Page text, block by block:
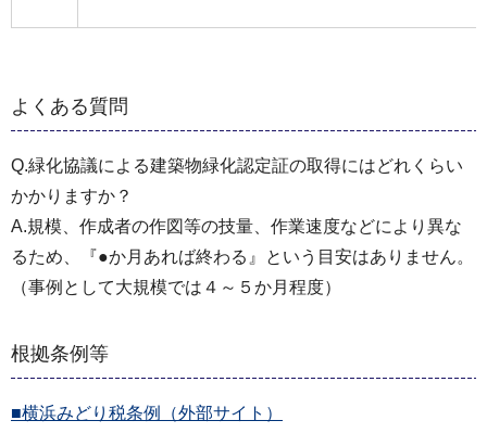
よくある質問
Q.緑化協議による建築物緑化認定証の取得にはどれくらい
かかりますか？
A.規模、作成者の作図等の技量、作業速度などにより異な
るため、『●か月あれば終わる』という目安はありません。
（事例として大規模では４～５か月程度）
根拠条例等
■横浜みどり税条例（外部サイト）